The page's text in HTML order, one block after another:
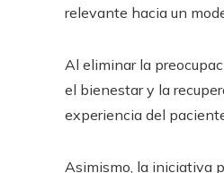
relevante hacia un
Al eliminar la
el bienestar y la
experiencia del
Asimismo, la iniciativa